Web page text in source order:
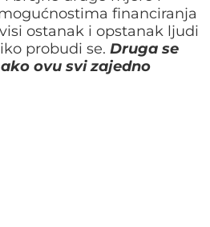
financiranja
ostanak i opstanak ljudi
probudi se. Druga se
ovu svi zajedno